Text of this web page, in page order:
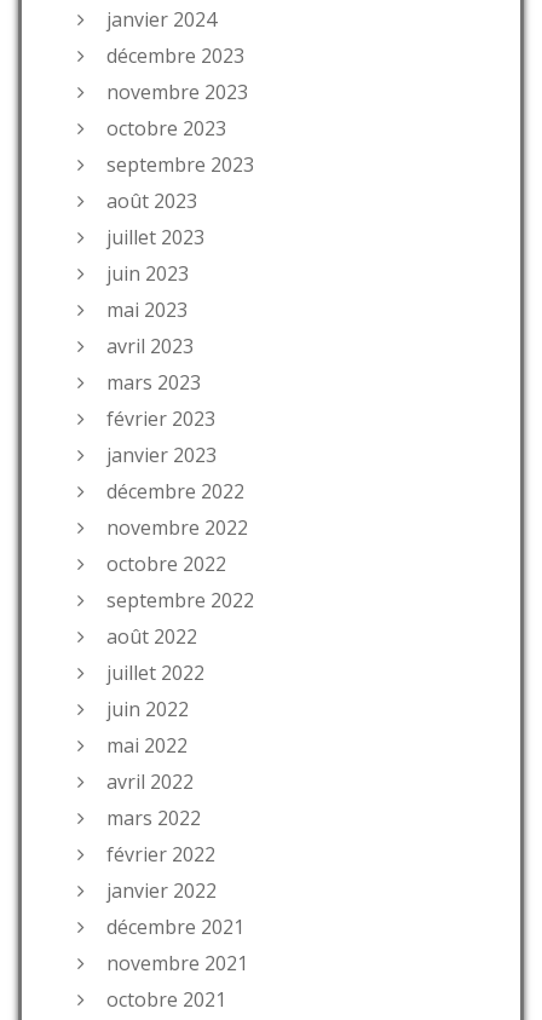
janvier 2024
décembre 2023
novembre 2023
octobre 2023
septembre 2023
août 2023
juillet 2023
juin 2023
mai 2023
avril 2023
mars 2023
février 2023
janvier 2023
décembre 2022
novembre 2022
octobre 2022
septembre 2022
août 2022
juillet 2022
juin 2022
mai 2022
avril 2022
mars 2022
février 2022
janvier 2022
décembre 2021
novembre 2021
octobre 2021